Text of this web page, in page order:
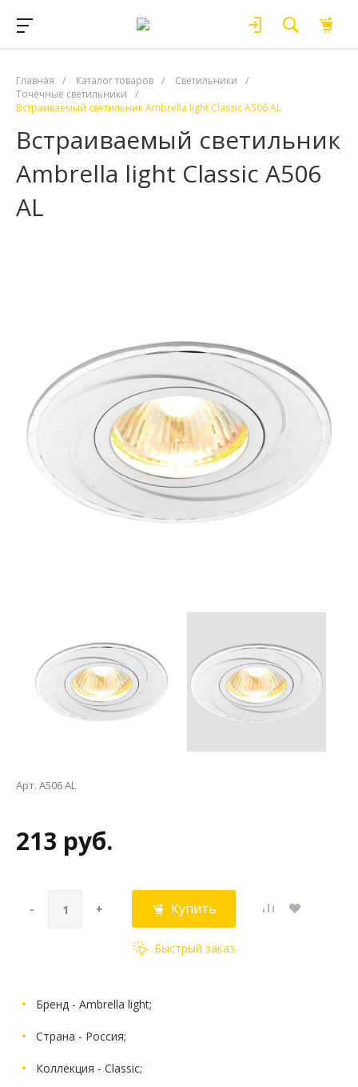
Главная / Каталог товаров / Светильники
/
Точечные светильники
/
Встраиваемый светильник Ambrella light Classic A506 AL
Встраиваемый светильник
Ambrella light Classic A506
AL
Арт. A506 AL
213 руб.
- + Купить
Быстрый заказ
Бренд - Ambrella light;
Страна - Россия;
Коллекция - Classic;